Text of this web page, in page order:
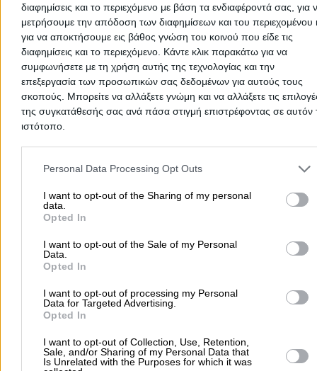
διαφημίσεις και το περιεχόμενο με βάση τα ενδιαφέροντά σας, για
μετρήσουμε την απόδοση των διαφημίσεων και του περιεχομένου
για να αποκτήσουμε εις βάθος γνώση του κοινού που είδε τις
διαφημίσεις και το περιεχόμενο. Κάντε κλικ παρακάτω για να
συμφωνήσετε με τη χρήση αυτής της τεχνολογίας και την
επεξεργασία των προσωπικών σας δεδομένων για αυτούς τους
σκοπούς. Μπορείτε να αλλάξετε γνώμη και να αλλάξετε τις
της συγκατάθεσής σας ανά πάσα στιγμή επιστρέφοντας σε αυτόν
ιστότοπο.
Please note that this website/app uses one or more Google
and may gather and store information including but not limited to
to Google and its third-party tags to use your data for below
purposes in below Google consent section.
Personal Data Processing Opt Outs
I want to opt-out of the Sharing of my personal
data.
Opted In
I want to opt-out of the Sale of my Personal
Data.
Opted In
I want to opt-out of processing my Personal
Data for Targeted Advertising.
Opted In
I want to opt-out of Collection, Use, Retention,
Sale, and/or Sharing of my Personal Data that
Is Unrelated with the Purposes for which it was
Προσθήκη αξιολόγησης
ΚΑΤΣΙΟΣ ΒΑΣΙΛΕΙΟΣ ΚΑΙ ΣΙΑ ΟΕ
Δημοφιλείς Αναζητήσεις
Ψυχολόγοι
Παιδικοί Σταθμοί
Οδοντίατροι
Συνεργεία Αυτοκινήτων
Υδραυλικοί - Υδραυλικές Εγκαταστάσεις
περισσότερα >>
Τοπική Αναζήτηση